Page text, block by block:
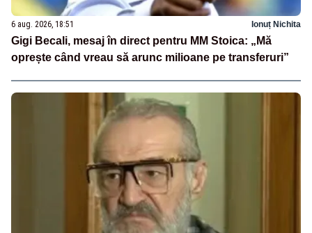
6 aug. 2026, 18:51 Ionuț Nichita
Gigi Becali, mesaj în direct pentru MM Stoica: „Mă
oprește când vreau să arunc milioane pe transferuri”